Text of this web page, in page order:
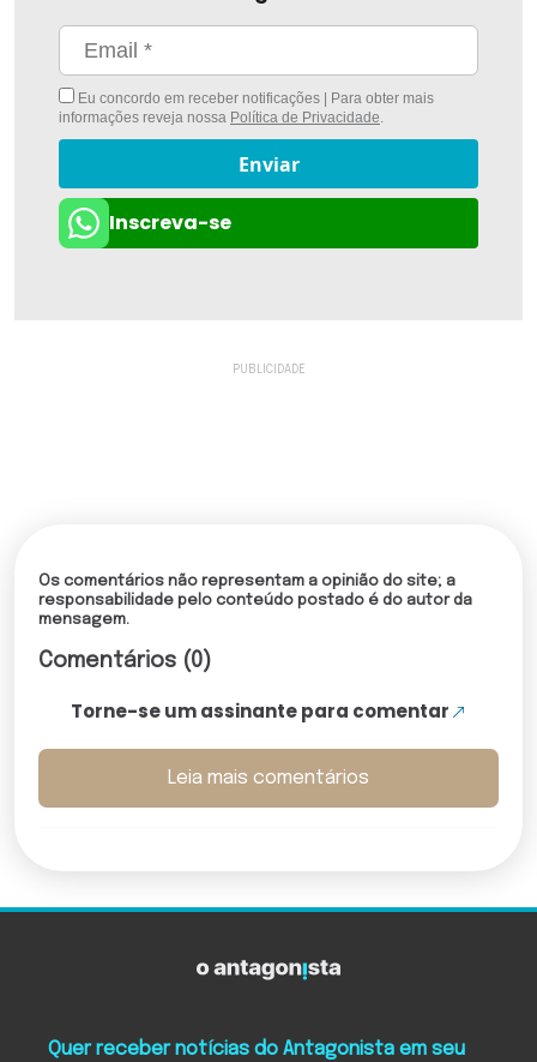
Eu concordo em receber notificações | Para obter mais
informações reveja nossa Política de Privacidade.
Enviar
Inscreva-se
Os comentários não representam a opinião do site; a
responsabilidade pelo conteúdo postado é do autor da
mensagem.
Comentários (0)
Torne-se um assinante para comentar
Leia mais comentários
Quer receber notícias do Antagonista em seu